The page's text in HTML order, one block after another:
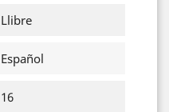
Llibre
Español
16